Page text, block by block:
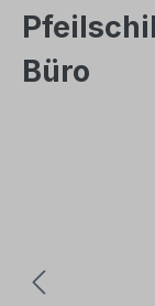
Büro